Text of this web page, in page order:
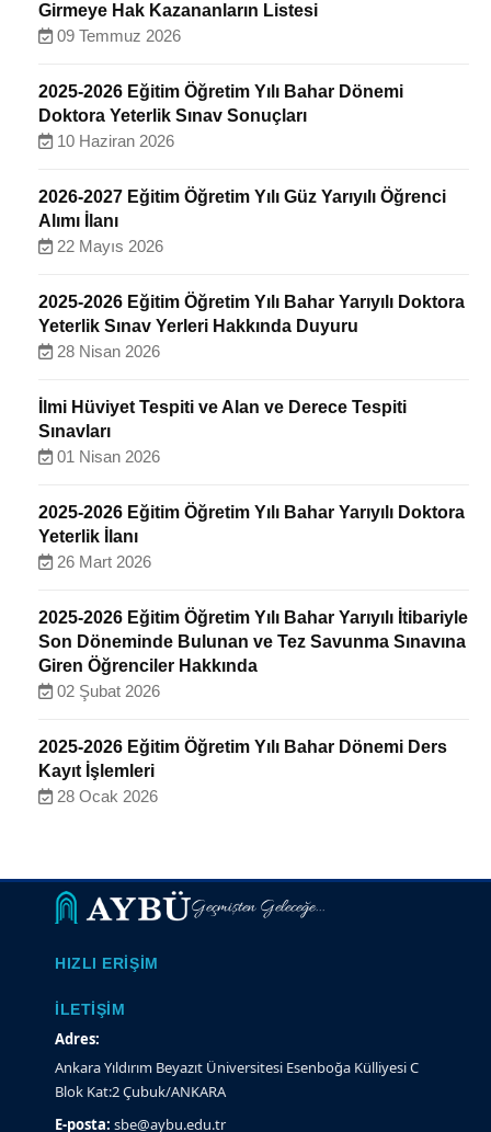
Girmeye Hak Kazananların Listesi
09 Temmuz 2026
2025-2026 Eğitim Öğretim Yılı Bahar Dönemi
Doktora Yeterlik Sınav Sonuçları
10 Haziran 2026
2026-2027 Eğitim Öğretim Yılı Güz Yarıyılı Öğrenci
Alımı İlanı
22 Mayıs 2026
2025-2026 Eğitim Öğretim Yılı Bahar Yarıyılı Doktora
Yeterlik Sınav Yerleri Hakkında Duyuru
28 Nisan 2026
İlmi Hüviyet Tespiti ve Alan ve Derece Tespiti
Sınavları
01 Nisan 2026
2025-2026 Eğitim Öğretim Yılı Bahar Yarıyılı Doktora
Yeterlik İlanı
26 Mart 2026
2025-2026 Eğitim Öğretim Yılı Bahar Yarıyılı İtibariyle
Son Döneminde Bulunan ve Tez Savunma Sınavına
Giren Öğrenciler Hakkında
02 Şubat 2026
2025-2026 Eğitim Öğretim Yılı Bahar Dönemi Ders
Kayıt İşlemleri
28 Ocak 2026
Geçmişten Geleceğe...
HIZLI ERIŞIM
İLETIŞIM
Adres:
Ankara Yıldırım Beyazıt Üniversitesi Esenboğa Külliyesi C
Blok Kat:2 Çubuk/ANKARA
E-posta: sbe@aybu.edu.tr